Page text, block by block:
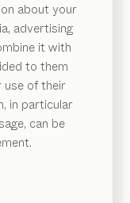
about your
advertising
it with
to them
use of their
in particular
can be
niemals künstlich.
Schlafsystem
gefertigt
und